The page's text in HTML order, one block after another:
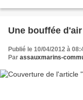
Une bouffée
Publié le 10/04/2012 à
Par assauxmarins-